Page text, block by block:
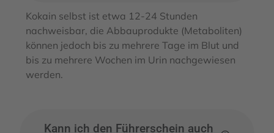
Kokain selbst ist etwa 12-24 Stunden
nachweisbar, die Abbauprodukte (Metaboliten)
können jedoch bis zu mehrere Tage im Blut und
bis zu mehrere Wochen im Urin nachgewiesen
werden.
Kann ich den Führerschein auch